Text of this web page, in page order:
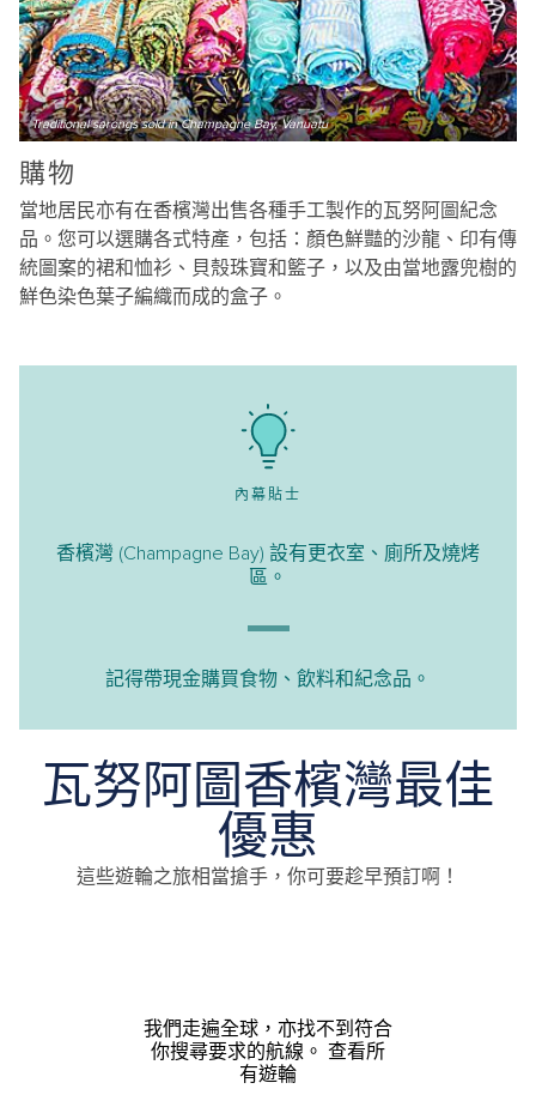
Traditional sarongs sold in Champagne Bay, Vanuatu
購物
當地居民亦有在香檳灣出售各種手工製作的瓦努阿圖紀念
品。您可以選購各式特產，包括：顏色鮮豔的沙龍、印有傳
統圖案的裙和恤衫、貝殼珠寶和籃子，以及由當地露兜樹的
鮮色染色葉子編織而成的盒子。
內幕貼士
香檳灣 (Champagne Bay) 設有更衣室、廁所及燒烤
區。
記得帶現金購買食物、飲料和紀念品。
瓦努阿圖香檳灣最佳
優惠
這些遊輪之旅相當搶手，你可要趁早預訂啊！
我們走遍全球，亦找不到符合
你搜尋要求的航線。 查看所
有遊輪